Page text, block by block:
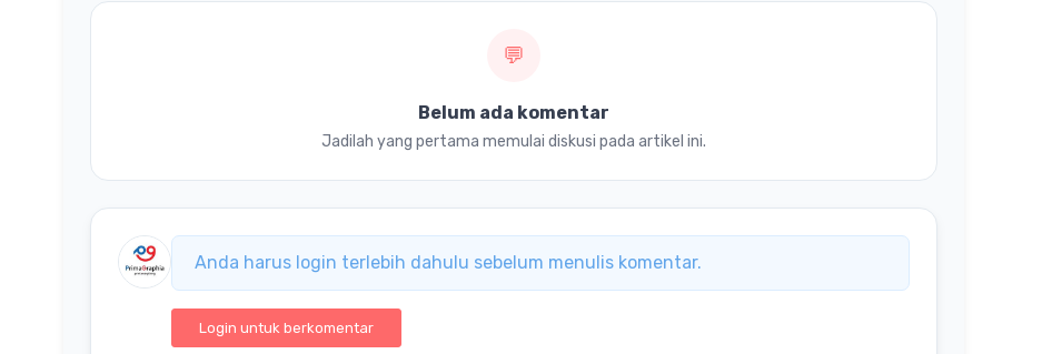
💬
Belum ada komentar
Jadilah yang pertama memulai diskusi pada artikel ini.
Anda harus login terlebih dahulu sebelum menulis komentar.
Login untuk berkomentar